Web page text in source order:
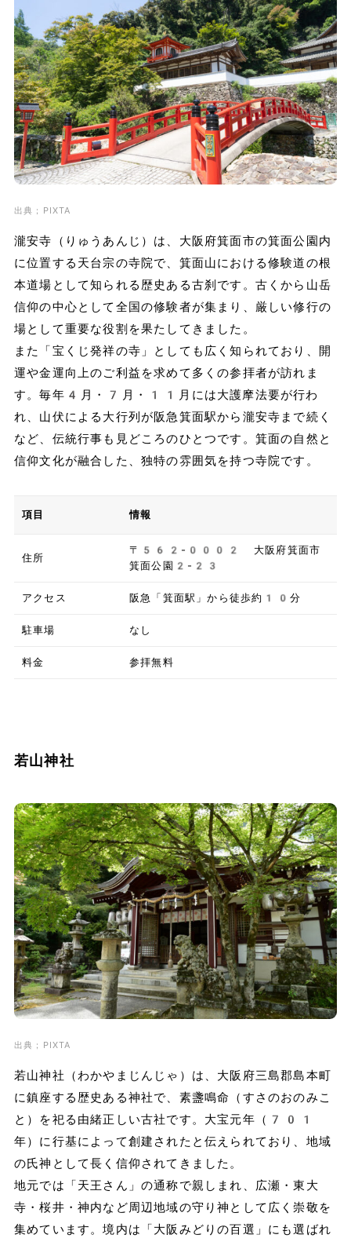
出典；PIXTA
瀧安寺（りゅうあんじ）は、大阪府箕面市の箕面公園内
に位置する天台宗の寺院で、箕面山における修験道の根
本道場として知られる歴史ある古刹です。古くから山岳
信仰の中心として全国の修験者が集まり、厳しい修行の
場として重要な役割を果たしてきました。
また「宝くじ発祥の寺」としても広く知られており、開
運や金運向上のご利益を求めて多くの参拝者が訪れま
す。毎年4月・7月・11月には大護摩法要が行わ
れ、山伏による大行列が阪急箕面駅から瀧安寺まで続く
など、伝統行事も見どころのひとつです。箕面の自然と
信仰文化が融合した、独特の雰囲気を持つ寺院です。
項目 情報
住所
〒562-0002 大阪府箕面市
箕面公園2-23
アクセス 阪急「箕面駅」から徒歩約10分
駐車場 なし
料金 参拝無料
若山神社
出典；PIXTA
若山神社（わかやまじんじゃ）は、大阪府三島郡島本町
に鎮座する歴史ある神社で、素盞鳴命（すさのおのみこ
と）を祀る由緒正しい古社です。大宝元年（701
年）に行基によって創建されたと伝えられており、地域
の氏神として長く信仰されてきました。
地元では「天王さん」の通称で親しまれ、広瀬・東大
寺・桜井・神内など周辺地域の守り神として広く崇敬を
集めています。境内は「大阪みどりの百選」にも選ばれ